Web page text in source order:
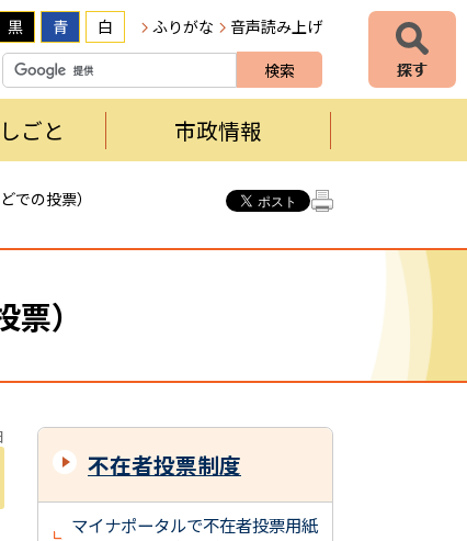
黒 青 白 ふりがな 音声読み上げ
ごと 市政情報
での投票）
）
不在者投票制度
マイナポータルで不在者投票用紙